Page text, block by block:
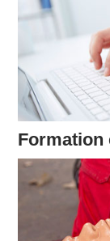
Formation